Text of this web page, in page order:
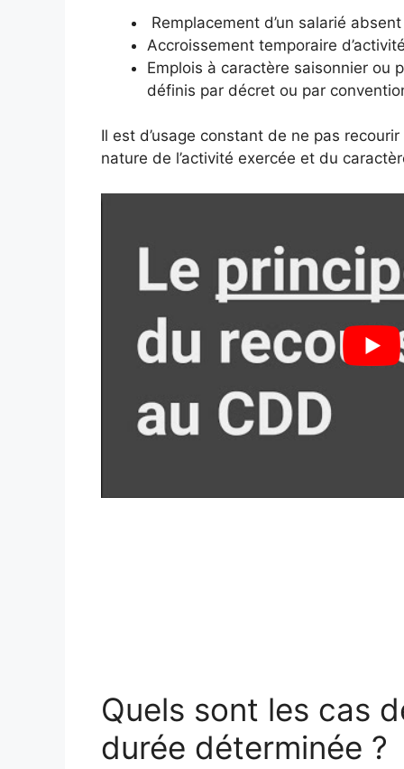
Remplacement d’un salarié absent
Accroissement temporaire
Emplois à caractère saisonnier ou
définis par décret ou par
Il est d’usage constant de ne pas
nature de l’activité exercée et du
Quels sont les cas
durée déterminée ?